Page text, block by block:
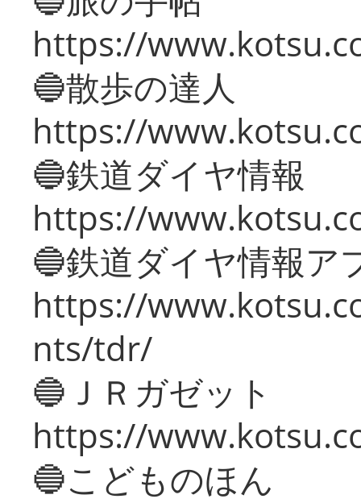
https://
🔵散歩の達人
https://
🔵鉄道ダイヤ情報
https://
🔵鉄道ダイヤ情報ア
https://
nts/tdr/
🔵ＪＲガゼット
https://
🔵こどものほん